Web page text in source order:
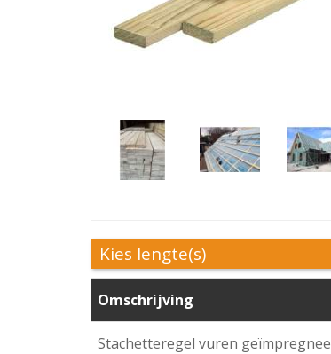
Kies lengte(s)
Omschrijving
Stachetteregel vuren